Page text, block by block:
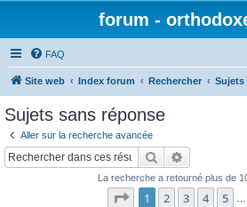
forum -
FAQ
Site web Index forum Rechercher Sujets
Sujets sans réponse
Aller sur la recherche avancée
Rechercher
La recherche a retourné plus de
Page 1sur20
1 2 3 4 5